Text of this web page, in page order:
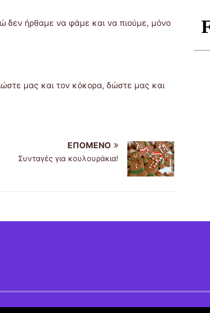
δεν ήρθαμε να φάμε και να πιούμε, μόνο
μας και τον κόκορα, δώστε μας και
ΕΠΌΜΕΝΟ
Συνταγές για κουλουράκια!